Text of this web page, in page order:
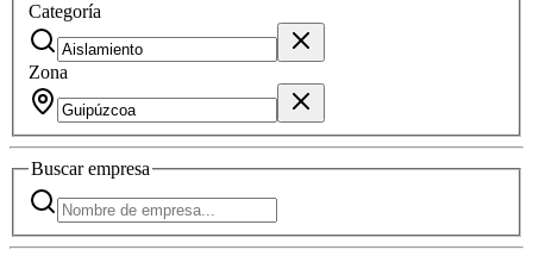
Categoría
Zona
Buscarempresa